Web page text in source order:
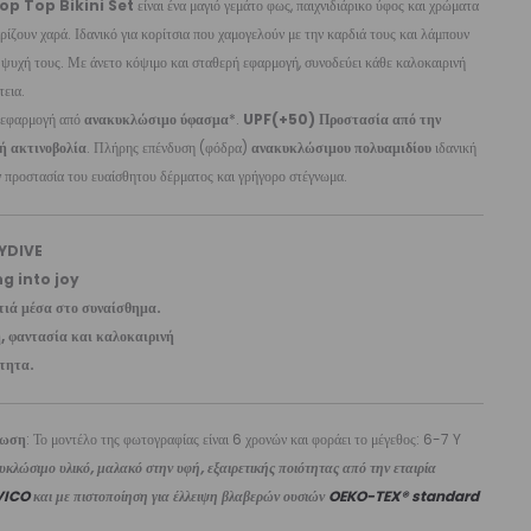
Top Bikini Set είναι ένα μαγιό γεμάτο φως, παιχνιδιάρικο ύφος και χρώματα
χαρά. Ιδανικό για κορίτσια που χαμογελούν με την καρδιά τους και λάμπουν
τους. Με άνετο κόψιμο και σταθερή εφαρμογή, συνοδεύει κάθε καλοκαιρινή
απόανακυκλώσιμο ύφασμα*. UPF(+50) Προστασία από την
ακτινοβολία. Πλήρης επένδυση (φόδρα) ανακυκλώσιμου πολυαμιδίου ιδανική
προστασία του ευαίσθητου δέρματος και γρήγορο στέγνωμα.
into joy
μέσα στο συναίσθημα.
φαντασία και καλοκαιρινή
: Το μοντέλο της φωτογραφίας είναι 6 χρονών και φοράει το μέγεθος: 6-7 Y
υλικό, μαλακό στην υφή, εξαιρετικής ποιότητας από την εταιρία
και με πιστοποίηση για έλλειψη βλαβερών ουσιών OEKO-TEX® standard